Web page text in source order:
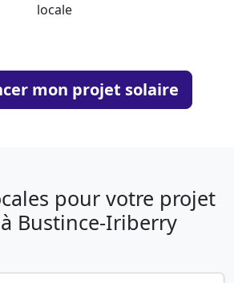
locale
mon projet solaire
pour votre projet
Bustince-Iriberry